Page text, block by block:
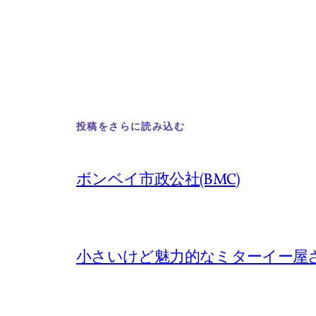
投稿をさらに読み込む
ボンベイ市政公社(BMC)
小さいけど魅力的なミターイー屋